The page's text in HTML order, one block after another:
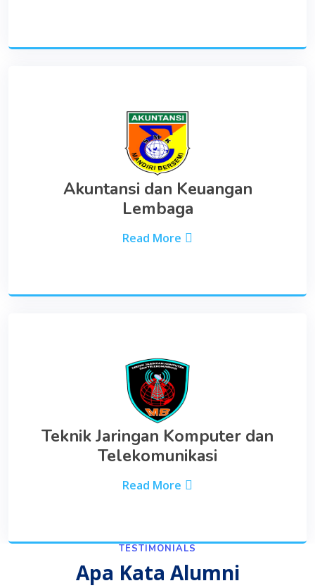
Akuntansi dan Keuangan
Lembaga
Read More
Teknik Jaringan Komputer dan
Telekomunikasi
Read More
TESTIMONIALS
Apa Kata Alumni